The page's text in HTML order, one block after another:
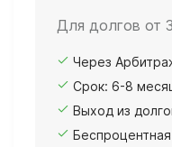
Для долгов от
Через
Срок: 6-8
Выход из